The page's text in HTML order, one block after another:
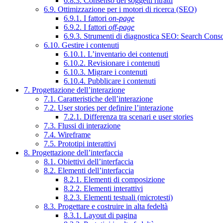
6.9. Ottimizzazione per i motori di ricerca (SEO)
6.9.1. I fattori on-page
6.9.2. I fattori off-page
6.9.3. Strumenti di diagnostica SEO: Search
6.10. Gestire i contenuti
6.10.1. L’inventario dei contenuti
6.10.2. Revisionare i contenuti
6.10.3. Migrare i contenuti
6.10.4. Pubblicare i contenuti
7. Progettazione dell’interazione
7.1. Caratteristiche dell’interazione
7.2. User stories per definire l’interazione
7.2.1. Differenza tra scenari e user stories
7.3. Flussi di interazione
7.4. Wireframe
7.5. Prototipi interattivi
8. Progettazione dell’interfaccia
8.1. Obiettivi dell’interfaccia
8.2. Elementi dell’interfaccia
8.2.1. Elementi di composizione
8.2.2. Elementi interattivi
8.2.3. Elementi testuali (microtesti)
8.3. Progettare e costruire in alta fedeltà
8.3.1. Layout di pagina